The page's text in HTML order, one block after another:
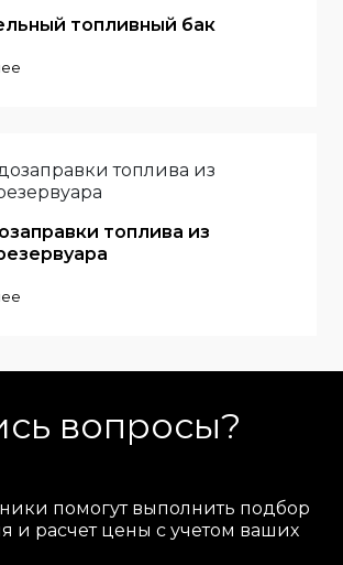
топливный бак
топлива из
вопросы?
помогут выполнить подбор
и расчет цены с учетом ваших